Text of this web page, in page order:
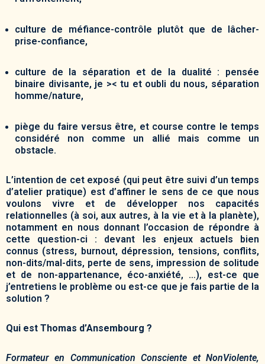
culture de méfiance-contrôle plutôt que de lâcher-
prise-confiance,
culture de la séparation et de la dualité : pensée
binaire divisante, je >< tu et oubli du nous, séparation
homme/nature,
piège du faire versus être, et course contre le temps
considéré non comme un allié mais comme un
obstacle.
L’intention de cet exposé (qui peut être suivi d’un temps
d’atelier pratique) est d’affiner le sens de ce que nous
voulons vivre et de développer nos capacités
relationnelles (à soi, aux autres, à la vie et à la planète),
notamment en nous donnant l’occasion de répondre à
cette question-ci : devant les enjeux actuels bien
connus (stress, burnout, dépression, tensions, conflits,
non-dits/mal-dits, perte de sens, impression de solitude
et de non-appartenance, éco-anxiété, …), est-ce que
j’entretiens le problème ou est-ce que je fais partie de la
solution ?
Qui est Thomas d’Ansembourg ?
Formateur en Communication Consciente et NonViolente,